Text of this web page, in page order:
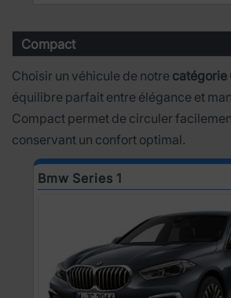
Compact
Choisir un véhicule de notre catégorie
équilibre parfait entre élégance et
Compact permet de circuler
conservant un confort optimal.
Bmw Series 1